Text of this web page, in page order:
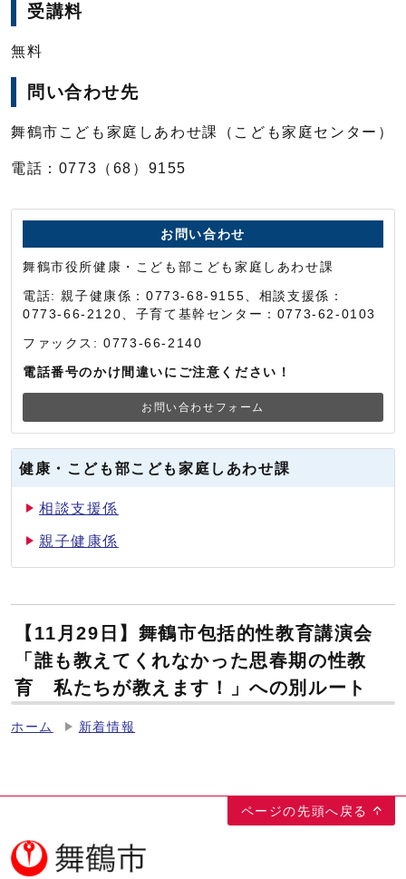
受講料
無料
問い合わせ先
舞鶴市こども家庭しあわせ課（こども家庭センター）
電話：0773（68）9155
お問い合わせ
舞鶴市役所健康・こども部こども家庭しあわせ課
電話: 親子健康係：0773-68-9155、相談支援係：
0773-66-2120、子育て基幹センター：0773-62-0103
ファックス: 0773-66-2140
電話番号のかけ間違いにご注意ください！
お問い合わせフォーム
健康・こども部こども家庭しあわせ課
相談支援係
親子健康係
【11月29日】舞鶴市包括的性教育講演会
「誰も教えてくれなかった思春期の性教
育 私たちが教えます！」への別ルート
ホーム 新着情報
ページの先頭へ戻る